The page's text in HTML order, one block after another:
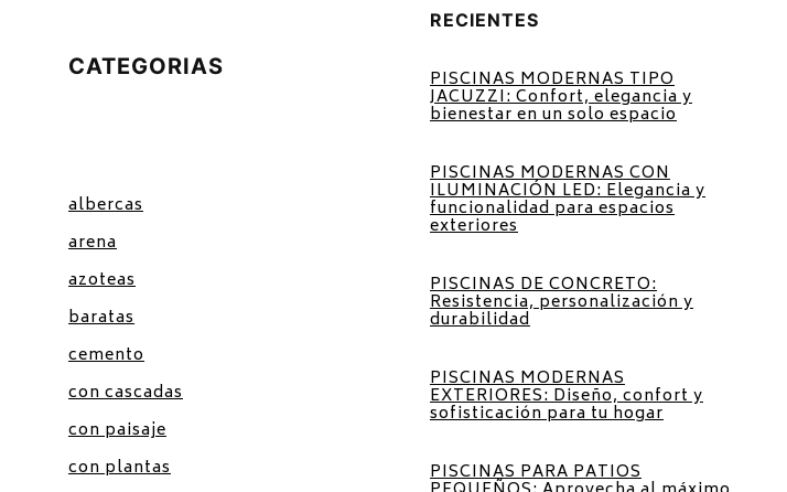
CATEGORIAS
albercas
arena
azoteas
baratas
cemento
con cascadas
con paisaje
con plantas
RECIENTES
PISCINAS MODERNAS TIPO
JACUZZI: Confort, elegancia y
bienestar en un solo espacio
PISCINAS MODERNAS CON
ILUMINACIÓN LED: Elegancia y
funcionalidad para espacios
exteriores
PISCINAS DE CONCRETO:
Resistencia, personalización y
durabilidad
PISCINAS MODERNAS
EXTERIORES: Diseño, confort y
sofisticación para tu hogar
PISCINAS PARA PATIOS